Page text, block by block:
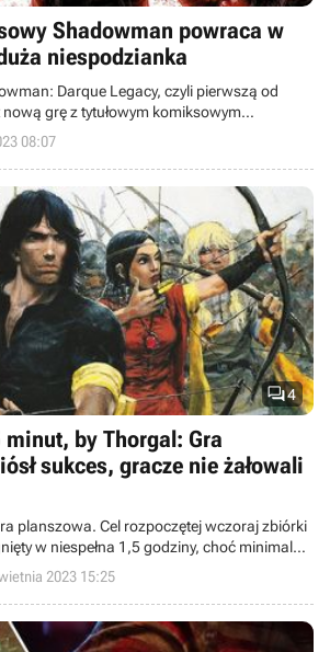
Shadowman powraca w
niespodzianka
Darque Legacy, czyli pierwszą od
grę z tytułowym komiksowym
08:07
4
minut, by Thorgal: Gra
sukces, gracze nie żałowali
planszowa. Cel rozpoczętej wczoraj zbiórki
w niespełna 1,5 godziny, choć minimalna
Chętnych na grę wciąż przybywa.
2023 15:25